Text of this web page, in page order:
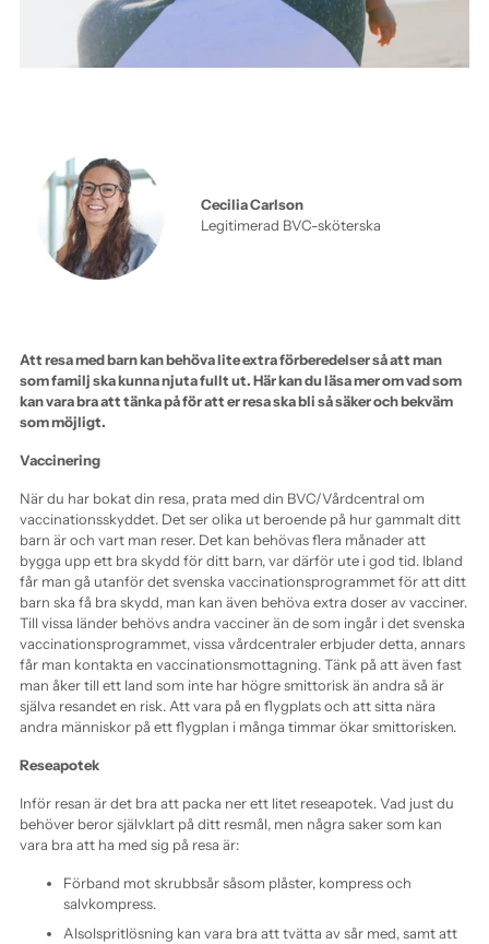
Cecilia Carlson
Legitimerad BVC-sköterska
Att resa med barn kan behöva lite extra förberedelser så att man
som familj ska kunna njuta fullt ut. Här kan du läsa mer om vad som
kan vara bra att tänka på för att er resa ska bli så säker och bekväm
som möjligt.
Vaccinering
När du har bokat din resa, prata med din BVC/Vårdcentral om
vaccinationsskyddet. Det ser olika ut beroende på hur gammalt ditt
barn är och vart man reser. Det kan behövas flera månader att
bygga upp ett bra skydd för ditt barn, var därför ute i god tid. Ibland
får man gå utanför det svenska vaccinationsprogrammet för att ditt
barn ska få bra skydd, man kan även behöva extra doser av vacciner.
Till vissa länder behövs andra vacciner än de som ingår i det svenska
vaccinationsprogrammet, vissa vårdcentraler erbjuder detta, annars
får man kontakta en vaccinationsmottagning. Tänk på att även fast
man åker till ett land som inte har högre smittorisk än andra så är
själva resandet en risk. Att vara på en flygplats och att sitta nära
andra människor på ett flygplan i många timmar ökar smittorisken.
Reseapotek
Inför resan är det bra att packa ner ett litet reseapotek. Vad just du
behöver beror självklart på ditt resmål, men några saker som kan
vara bra att ha med sig på resa är:
Förband mot skrubbsår såsom plåster, kompress och
salvkompress.
Alsolspritlösning kan vara bra att tvätta av sår med, samt att